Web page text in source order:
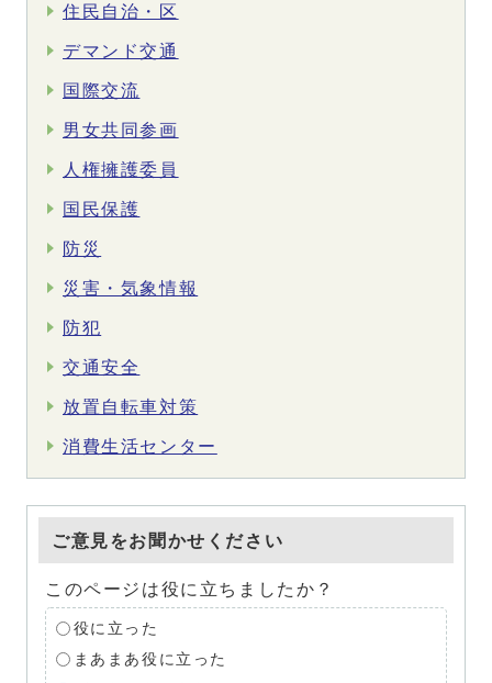
住民自治・区
デマンド交通
国際交流
男女共同参画
人権擁護委員
国民保護
防災
災害・気象情報
防犯
交通安全
放置自転車対策
消費生活センター
ご意見をお聞かせください
このページは役に立ちましたか？
役に立った
まあまあ役に立った